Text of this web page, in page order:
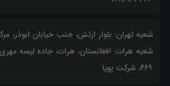
شعبه تهران: بلوار ارتش، جنب خیابان ابوذر،
۴۶۹، شرکت پویا